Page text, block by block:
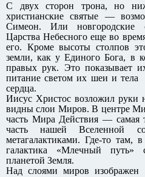
С двух сторон трона, но
христианские святые —
Симеон. Или новгородские
Царства Небесного еще во
его. Кроме высоты столпов
земли, как у Единого Бога, в
правых рук. Это показывает
питание светом их шеи и тела
сердца.
Иисус Христос возложил руки
видны слои Миров. В центре
часть Мира Действия — самая
часть нашей Вселенной
метагалактиками. Где-то там,
галактика «Млечный
планетой Земля.
Над слоями миров